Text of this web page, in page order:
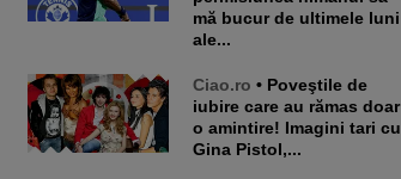
mă bucur de ultimele luni
ale...
Ciao.ro • Poveştile de
iubire care au rămas doar
o amintire! Imagini tari cu
Gina Pistol,...